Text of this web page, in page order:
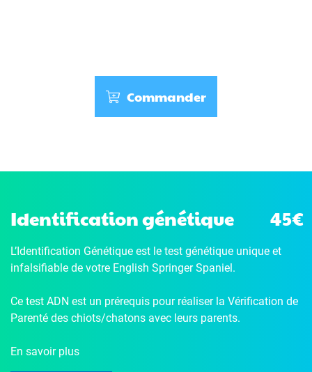
Commander
Identification génétique 45€
L’Identification Génétique est le test génétique unique et
infalsifiable de votre English Springer Spaniel.
Ce test ADN est un prérequis pour réaliser la Vérification de
Parenté des chiots/chatons avec leurs parents.
En savoir plus